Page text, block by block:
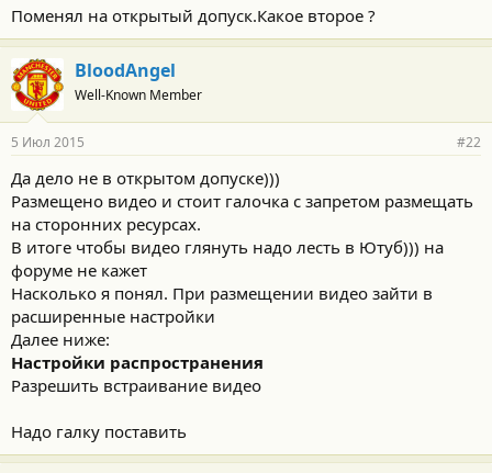
Поменял на открытый допуск.Какое второе ?
BloodAngel
Well-Known Member
5 Июл 2015 #22
Да дело не в открытом допуске)))
Размещено видео и стоит галочка с запретом размещать
на сторонних ресурсах.
В итоге чтобы видео глянуть надо лесть в Ютуб))) на
форуме не кажет
Насколько я понял. При размещении видео зайти в
расширенные настройки
Далее ниже:
Настройки распространения
Разрешить встраивание видео
Надо галку поставить